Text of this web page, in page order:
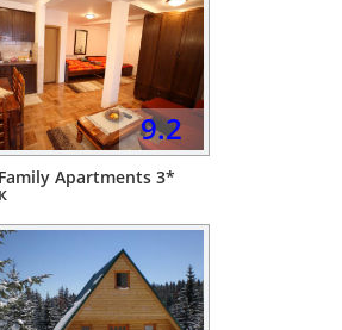
9.2
Apartments 3*